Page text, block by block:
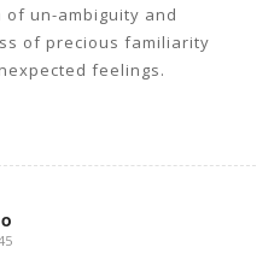
of un-ambiguity and
of precious familiarity
feelings.